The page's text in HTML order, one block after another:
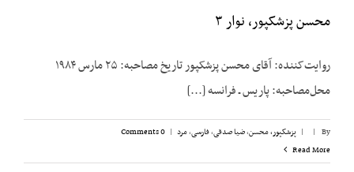
محسن پزشکپور، نوار ۳
روایت‌کننده: آقای محسن پزشک‎پور تاریخ مصاحبه: ۲۵ مارس ۱۹۸۴
محل‌مصاحبه: پاریس ـ فرانسه [...]
By
|
| پزشکپور،‌ محسن,ضیا صدقی,فارسی,مرد |
0 Comments
Read More